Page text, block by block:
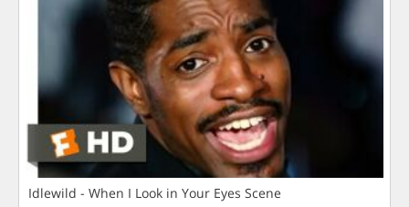
Idlewild - When I Look in Your Eyes Scene